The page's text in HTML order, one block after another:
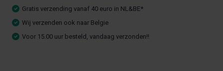
Gratis verzending vanaf 40 euro in NL&BE*
Wij verzenden ook naar Belgie
Voor 15.00 uur besteld, vandaag verzonden!!